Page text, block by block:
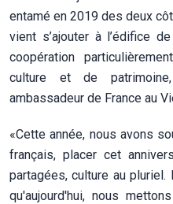
entamé en 2019 des deux
vient s’ajouter à l’édifice
coopération
culture et de
ambassadeur de France au
«Cette année, nous avons
français, placer cet
partagées, culture au
qu'aujourd'hui, nous